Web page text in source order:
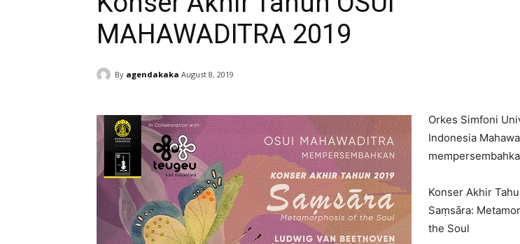
MAHAWADITRA 2019
By agendakaka August 8, 2019
Orkes Simfoni
Indonesia
Konser Akhir
Saṃsāra:
the Soul